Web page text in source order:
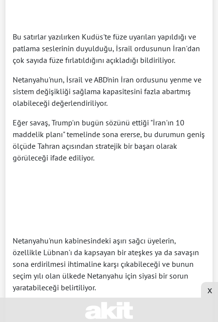
Bu satırlar yazılırken Kudüs'te füze uyarıları yapıldığı ve
patlama seslerinin duyulduğu, İsrail ordusunun İran'dan
çok sayıda füze fırlatıldığını açıkladığı bildiriliyor.
Netanyahu'nun, İsrail ve ABD'nin İran ordusunu yenme ve
sistem değişikliği sağlama kapasitesini fazla abartmış
olabileceği değerlendiriliyor.
Eğer savaş, Trump'ın bugün sözünü ettiği "İran'ın 10
maddelik planı" temelinde sona ererse, bu durumun geniş
ölçüde Tahran açısından stratejik bir başarı olarak
görüleceği ifade ediliyor.
Netanyahu'nun kabinesindeki aşırı sağcı üyelerin,
özellikle Lübnan'ı da kapsayan bir ateşkes ya da savaşın
sona erdirilmesi ihtimaline karşı çıkabileceği ve bunun
seçim yılı olan ülkede Netanyahu için siyasi bir sorun
yaratabileceği belirtiliyor.
x